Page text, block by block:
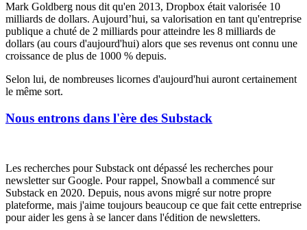
Mark Goldberg nous dit qu'en 2013, Dropbox était valorisée 10
milliards de dollars. Aujourd’hui, sa valorisation en tant qu'entreprise
publique a chuté de 2 milliards pour atteindre les 8 milliards de
dollars (au cours d'aujourd'hui) alors que ses revenus ont connu une
croissance de plus de 1000 % depuis.
Selon lui, de nombreuses licornes d'aujourd'hui auront certainement
le même sort.
Nous entrons dans l'ère des Substack
Les recherches pour Substack ont dépassé les recherches pour
newsletter sur Google. Pour rappel, Snowball a commencé sur
Substack en 2020. Depuis, nous avons migré sur notre propre
plateforme, mais j'aime toujours beaucoup ce que fait cette entreprise
pour aider les gens à se lancer dans l'édition de newsletters.